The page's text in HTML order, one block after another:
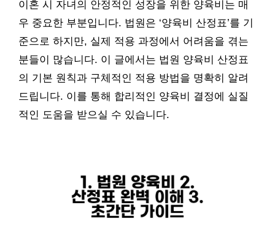
이혼 시 자녀의 안정적인 성장을 위한 양육비는 매
우 중요한 부분입니다. 법원은 ‘양육비 산정표’를 기
준으로 하지만, 실제 적용 과정에서 어려움을 겪는
분들이 많습니다. 이 글에서는 법원 양육비 산정표
의 기본 원칙과 구체적인 적용 방법을 명확히 알려
드립니다. 이를 통해 합리적인 양육비 결정에 실질
적인 도움을 받으실 수 있습니다.